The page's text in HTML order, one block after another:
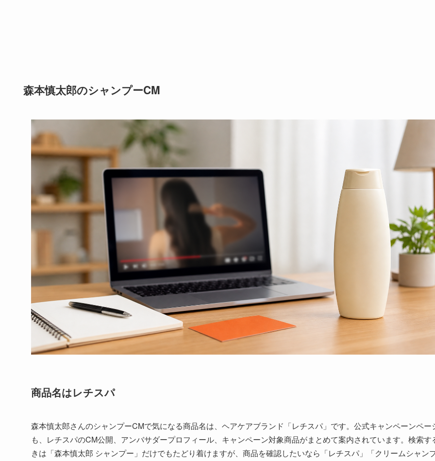
森本慎太郎のシャンプーCM
商品名はレチスパ
森本慎太郎さんのシャンプーCMで気になる商品名は、ヘアケアブランド「レチスパ」です。公式キャンペーンペー
も、レチスパのCM公開、アンバサダープロフィール、キャンペーン対象商品がまとめて案内されています。検索す
きは「森本慎太郎 シャンプー」だけでもたどり着けますが、商品を確認したいなら「レチスパ」「クリームシャン